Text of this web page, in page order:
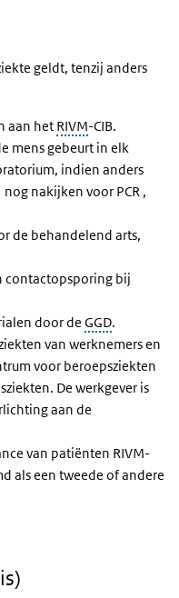
geldt, tenzij anders
aan het RIVM-CIB.
mens gebeurt in elk
indien anders
nakijken voor PCR ,
de behandelend arts,
contactopsporing bij
door de GGD.
van werknemers en
voor beroepsziekten
De werkgever is
aan de
van patiënten RIVM-
als een tweede of andere